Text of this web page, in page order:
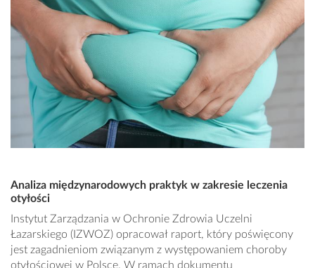
Analiza międzynarodowych praktyk w zakresie leczenia
otyłości
Instytut Zarządzania w Ochronie Zdrowia Uczelni
Łazarskiego (IZWOZ) opracował raport, który poświęcony
jest zagadnieniom związanym z występowaniem choroby
otyłościowej w Polsce. W ramach dokumentu